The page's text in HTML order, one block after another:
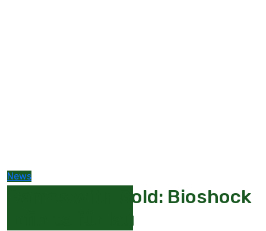
News
Games with Gold: Bioshock
Infinite für lau